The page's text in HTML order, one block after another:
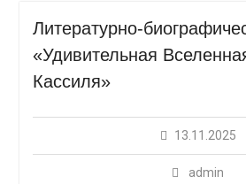
Литературно-
«Удивительная
Кассиля»
13.11.2025
admin